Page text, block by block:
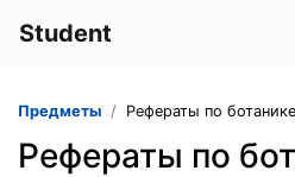
Student
Предметы Рефераты по ботанике
Рефераты по